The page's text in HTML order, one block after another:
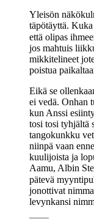
Yleisön
täpötäyttä.
että olipas
jos mahtuis
mikkitelineet
poistua
Eikä se
ei vedä. Onhan
kun Anssi
tosi tosi tyhjältä
tangokunkku
niinpä vaan
kuulijoista ja
Aamu, Albin
pätevä
jonottivat
levynkansi